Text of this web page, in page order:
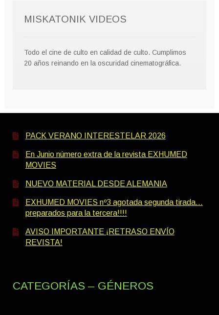
MISKATONIK VIDEOS
Todo el cine de culto en calidad de culto. Cumplimos
20 años reinando en la oscuridad cinematográfica.
PACK VERANO INTERESTELAR 2026
En Junio número extra de la revista EXHUMED
MOVIES
NUEVO MATERIAL DESDE ALEMANIA
EXHUMED MOVIES nº3 agotada segunda tirada…
preparados para la tercera!!!!
AVISO IMPORTANTE ¡RETRASO ENVÍO
REVISTA!
CATEGORÍAS – GÉNEROS